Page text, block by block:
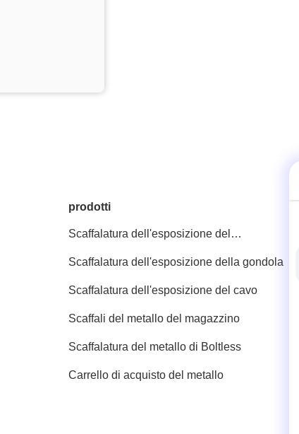
prodotti
Scaffalatura dell'esposizione del
Scaffalatura dell'esposizione della gondola
Scaffalatura dell'esposizione del cavo
Scaffali del metallo del magazzino
Scaffalatura del metallo di Boltless
Carrello di acquisto del metallo